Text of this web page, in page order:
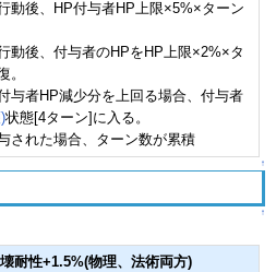
動後、HP付与者HP上限×5%×ターン
動後、付与者のHPをHP上限×2%×タ
。
与者HP減少分を上回る場合、付与者
状態[4ターン]に入る。
された場合、ターン数が累積
↑
↑
耐性+1.5%(物理、法術両方)